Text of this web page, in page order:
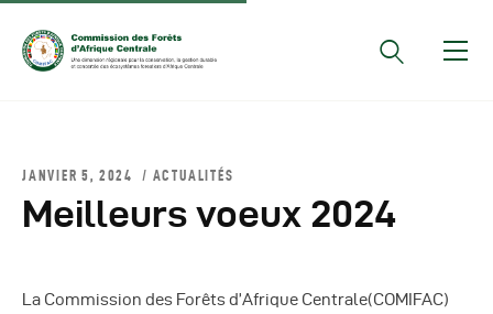
Conseils Des Ministres
Comptes Rendus De
Régionales
JANVIER 5, 2024 ACTUALITÉS
Meilleurs voeux 2024
La Commission des Forêts d’Afrique Centrale(COMIFAC)